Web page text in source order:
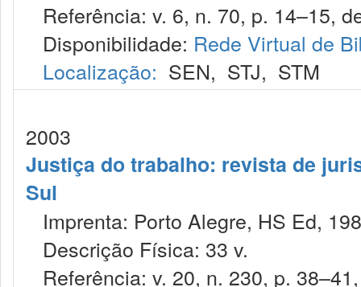
Referência: v. 6, n. 70, p. 14–15,
Disponibilidade: Rede Virtual de
Localização: SEN, STJ, STM
2003
Justiça do trabalho: revista de
Sul
Imprenta: Porto Alegre, HS Ed,
Descrição Física: 33 v.
Referência: v. 20, n. 230, p.